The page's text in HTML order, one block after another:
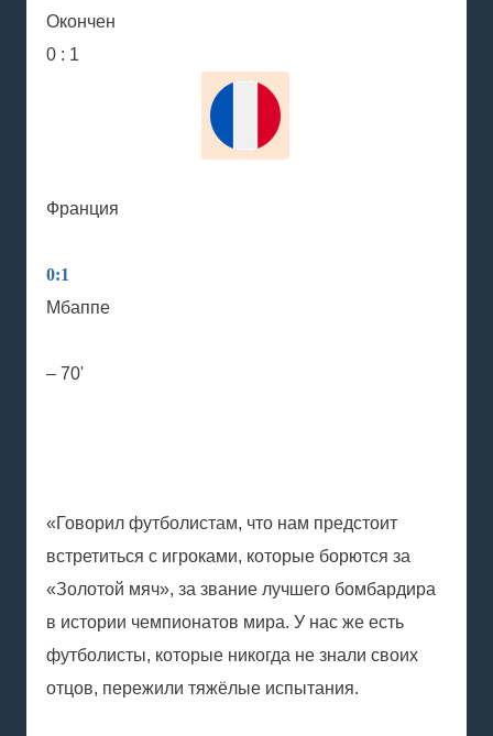
Окончен
0 : 1
Франция
0:1
Мбаппе
– 70'
«Говорил футболистам, что нам предстоит
встретиться с игроками, которые борются за
«Золотой мяч», за звание лучшего бомбардира
в истории чемпионатов мира. У нас же есть
футболисты, которые никогда не знали своих
отцов, пережили тяжёлые испытания.